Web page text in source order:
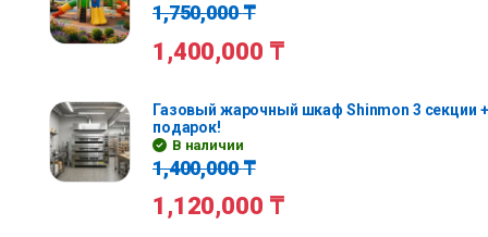
1,750,000₸
1,400,000 ₸
Газовый жарочный шкаф Shinmon 3 секции
подарок!
В наличии
1,400,000₸
1,120,000 ₸